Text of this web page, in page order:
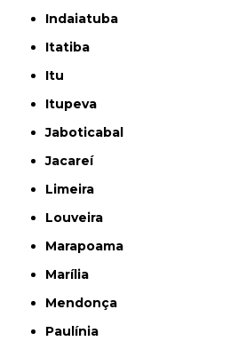
Indaiatuba
Itatiba
Itu
Itupeva
Jaboticabal
Jacareí
Limeira
Louveira
Marapoama
Marília
Mendonça
Paulínia